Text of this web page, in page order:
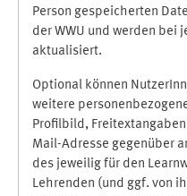
Person gespeicherten
der WWU und werden bei
aktualisiert.
Optional können
weitere
Profilbild,
Mail-Adresse gegenüber
des jeweilig für den
Lehrenden (und ggf. von